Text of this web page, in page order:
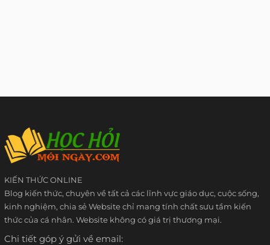
KIẾN THỨC ONLINE
Blog kiến thức, chuyên về tất cả các lĩnh vực giáo dục, cuộc sống,
kinh nghiệm, chia sẻ Website chỉ mang tính chất sưu tầm kiến
thức của cá nhân. Website không có giá trị thương mại.
Chi tiết góp ý gửi về email: